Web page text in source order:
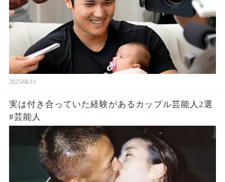
2025/06/11
実は付き合っていた経験があるカップル芸能人2選
#芸能人